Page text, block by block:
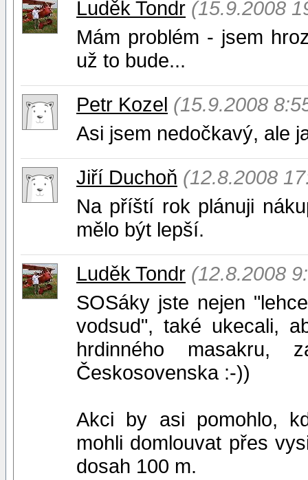
Luděk Tondr (15.9.2008
Mám problém - jsem
už to bude...
Petr Kozel (15.9.2008
Asi jsem nedočkavý, ale
Jiří Duchoň (12.8.2008
Na příští rok plánuji
mělo být lepší.
Luděk Tondr (12.8.2008
SOSáky jste nejen
vodsud", také ukecali,
hrdinného
Českosovenska :-))
Akci by asi pomohlo,
mohli domlouvat přes
dosah 100 m.